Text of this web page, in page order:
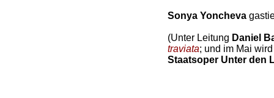
Sonya Yoncheva
(Unter Leitung Daniel
traviata; und im Mai
Staatsoper Unter den